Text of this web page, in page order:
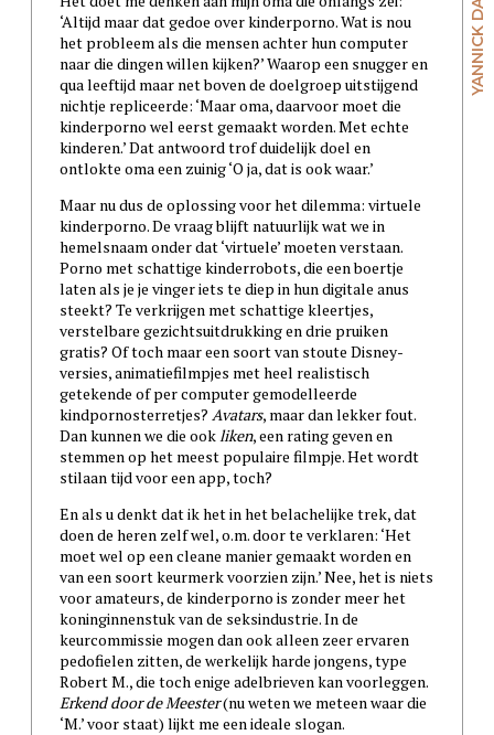
‘Altijd maar dat gedoe over kinderporno. Wat is nou
het probleem als die mensen achter hun computer
naar die dingen willen kijken?’ Waarop een snugger en
qua leeftijd maar net boven de doelgroep uitstijgend
nichtje repliceerde: ‘Maar oma, daarvoor moet die
kinderporno wel eerst gemaakt worden. Met echte
kinderen.’ Dat antwoord trof duidelijk doel en
ontlokte oma een zuinig ‘O ja, dat is ook waar.’
Maar nu dus de oplossing voor het dilemma: virtuele
kinderporno. De vraag blijft natuurlijk wat we in
hemelsnaam onder dat ‘virtuele’ moeten verstaan.
Porno met schattige kinderrobots, die een boertje
laten als je je vinger iets te diep in hun digitale anus
steekt? Te verkrijgen met schattige kleertjes,
verstelbare gezichtsuitdrukking en drie pruiken
gratis? Of toch maar een soort van stoute Disney-
versies, animatiefilmpjes met heel realistisch
getekende of per computer gemodelleerde
kindpornosterretjes? Avatars, maar dan lekker fout.
Dan kunnen we die ook liken, een rating geven en
stemmen op het meest populaire filmpje. Het wordt
stilaan tijd voor een app, toch?
En als u denkt dat ik het in het belachelijke trek, dat
doen de heren zelf wel, o.m. door te verklaren: ‘Het
moet wel op een cleane manier gemaakt worden en
van een soort keurmerk voorzien zijn.’ Nee, het is niets
voor amateurs, de kinderporno is zonder meer het
koninginnenstuk van de seksindustrie. In de
keurcommissie mogen dan ook alleen zeer ervaren
pedofielen zitten, de werkelijk harde jongens, type
Robert M., die toch enige adelbrieven kan voorleggen.
Erkend door de Meester(nu weten we meteen waar die
‘M.’ voor staat) lijkt me een ideale slogan.